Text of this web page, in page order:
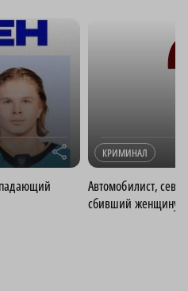
r КРИМИНАЛ
Автомобилист,
сбивший женщину,